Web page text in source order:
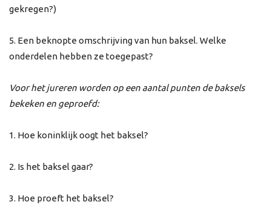
gekregen?)
5. Een beknopte omschrijving van hun baksel. Welke
onderdelen hebben ze toegepast?
Voor het jureren worden op een aantal punten de baksels
bekeken en geproefd:
1. Hoe koninklijk oogt het baksel?
2. Is het baksel gaar?
3. Hoe proeft het baksel?